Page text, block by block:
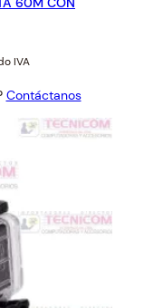
IVA
Contáctanos